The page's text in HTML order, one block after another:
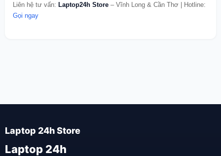
Liên hệ tư vấn: Laptop24h Store – Vĩnh Long & Cần Thơ | Hotline:
Gọi ngay
Laptop 24h